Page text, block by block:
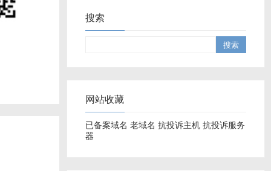
搜索
网站收藏
已备案域名 老域名 抗投诉主机 抗投诉服务
器